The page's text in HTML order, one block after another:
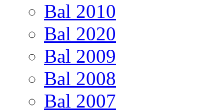
Bal 2010
Bal 2020
Bal 2009
Bal 2008
Bal 2007